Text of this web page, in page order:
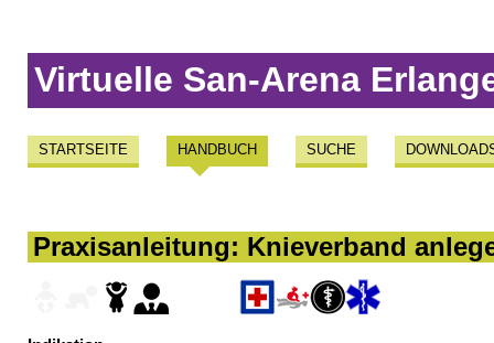
Virtuelle San-Arena
STARTSEITE HANDBUCH SUCHE
Praxisanleitung: Knieverband